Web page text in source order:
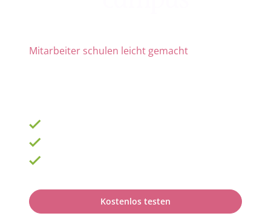
Mitarbeiter schulen leicht gemacht
Kostenlos testen